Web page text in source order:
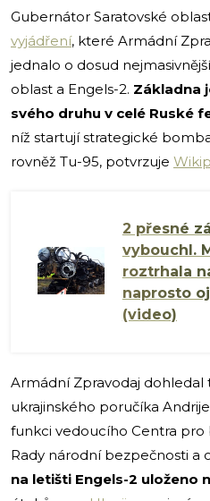
Gubernátor Saratovské
vyjádření, které Armádní
jednalo o dosud
oblast a Engels-2. Základna
svého druhu v celé Ruské
níž startují strategické
rovněž Tu-95, potvrzuje
2 přesné
vybouchl.
roztrhala
naprosto
(video)
Armádní Zpravodaj dohledal
ukrajinského poručíka
funkci vedoucího Centra
Rady národní bezpečnosti a
na letišti Engels-2 uloženo